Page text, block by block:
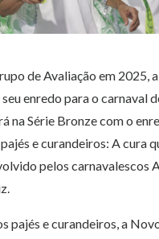
de Avaliação em 2025,
enredo para o carnaval
na Série Bronze com o
e curandeiros: A cura
pelos carnavalescos
pajés e curandeiros, a